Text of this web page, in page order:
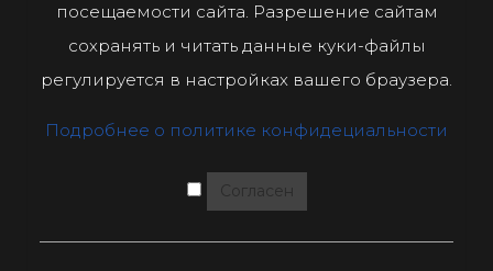
посещаемости сайта. Разрешение сайтам
сохранять и читать данные куки-файлы
регулируется в настройках вашего браузера.
Подробнее о политике конфидециальности
Согласен